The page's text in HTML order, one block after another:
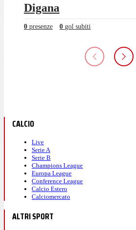
Digana
0 presenze 0 gol subiti
CALCIO
Live
Serie A
Serie B
Champions League
Europa League
Conference League
Calcio Estero
Calciomercato
ALTRI SPORT